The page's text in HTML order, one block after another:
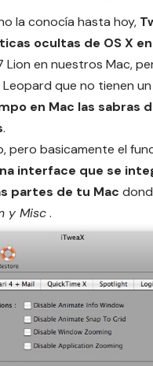
la conocía hasta hoy,
ocultas de OS X en
Lion en nuestros Mac,
que no tienen
en Mac las sabras
.
basicamente el
interface que se
partes de tu Mac
y Misc.